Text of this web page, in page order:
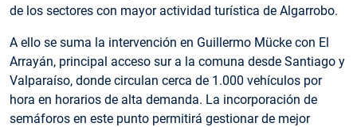
de los sectores con mayor actividad turística de Algarrobo.
A ello se suma la intervención en Guillermo Mücke con El
Arrayán, principal acceso sur a la comuna desde Santiago y
Valparaíso, donde circulan cerca de 1.000 vehículos por
hora en horarios de alta demanda. La incorporación de
semáforos en este punto permitirá gestionar de mejor